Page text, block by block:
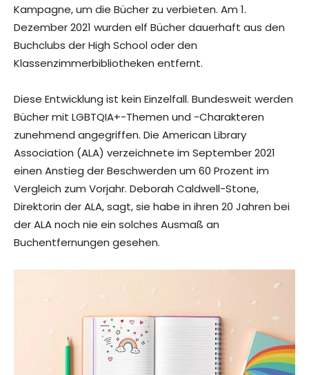
Kampagne, um die Bücher zu verbieten. Am 1.
Dezember 2021 wurden elf Bücher dauerhaft aus den
Buchclubs der High School oder den
Klassenzimmerbibliotheken entfernt.
Diese Entwicklung ist kein Einzelfall. Bundesweit werden
Bücher mit LGBTQIA+-Themen und -Charakteren
zunehmend angegriffen. Die American Library
Association (ALA) verzeichnete im September 2021
einen Anstieg der Beschwerden um 60 Prozent im
Vergleich zum Vorjahr. Deborah Caldwell-Stone,
Direktorin der ALA, sagt, sie habe in ihren 20 Jahren bei
der ALA noch nie ein solches Ausmaß an
Buchentfernungen gesehen.